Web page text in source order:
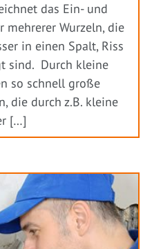
das Ein- und
mehrerer Wurzeln, die
in einen Spalt, Riss
sind. Durch kleine
so schnell große
die durch z.B. kleine
[…]